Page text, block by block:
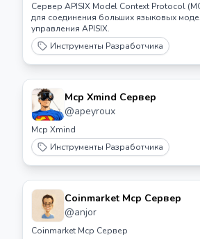
Сервер APISIX Model Context Protocol
для соединения больших языковых
управления APISIX.
Инструменты Разработчика
Mcp Xmind Сервер
@apeyroux
Mcp Xmind
Инструменты Разработчика
Coinmarket Mcp Сервер
@anjor
Coinmarket Mcp Сервер